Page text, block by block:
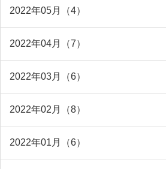
2022年05月（4）
2022年04月（7）
2022年03月（6）
2022年02月（8）
2022年01月（6）